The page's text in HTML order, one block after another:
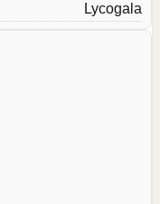
Lycogala